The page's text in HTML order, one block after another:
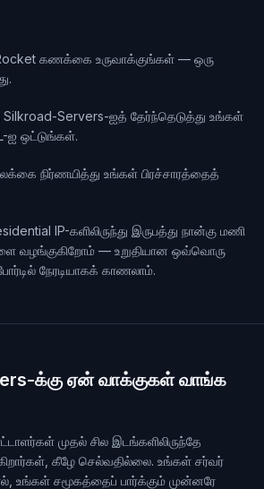
கணக்கை உருவாக்குங்கள் — ஒரு
Silkroad-Servers-ஐத் தேர்ந்தெடுத்து உங்கள்
ஐ ஒட்டுங்கள்.
நிர்ணயித்து உங்கள் பிரச்சாரத்தைத்
IP-களிலிருந்து இருபத்து நான்கு மணி
வழங்குகிறோம் — உறுதியான ஒவ்வொரு
நேரடியாகக் காணலாம்.
க்கு ஏன் வாக்குகள் வாங்க
முதல் சில இடங்களிலிருந்தே
கீழே செல்வதில்லை. உங்கள் சர்வர்
உங்கள் சமூகத்தைப் பார்க்கும் முன்னரே